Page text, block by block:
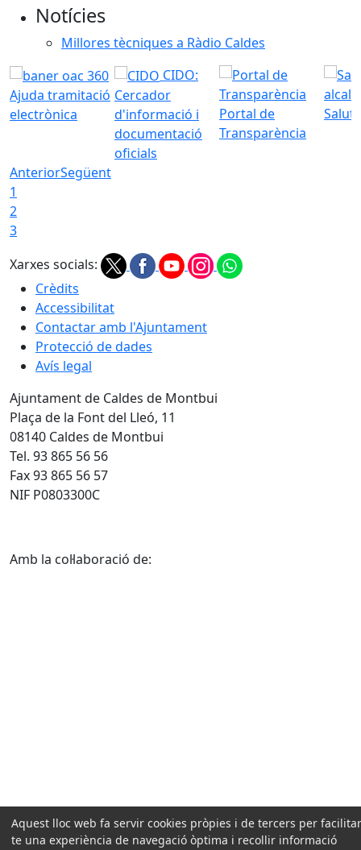
Notícies
Millores tècniques a Ràdio Caldes
Ajuda tramitació
electrònica
CIDO:
Cercador
d'informació i
documentació
oficials
Portal de
Transparència
AnteriorSegüent
1
2
3
Xarxes socials:
Crèdits
Accessibilitat
Contactar amb l'Ajuntament
Protecció de dades
Avís legal
Ajuntament de Caldes de Montbui
Plaça de la Font del Lleó, 11
08140 Caldes de Montbui
Tel. 93 865 56 56
Fax 93 865 56 57
NIF P0803300C
Amb la col·laboració de:
Aquest lloc web fa servir cookies pròpies i de tercers per
te una experiència de navegació òptima i recollir informació